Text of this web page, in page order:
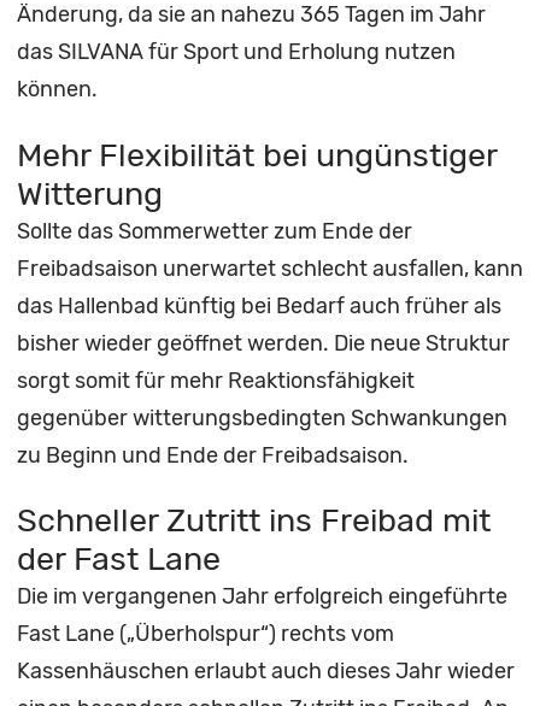
Änderung, da sie an nahezu 365 Tagen im Jahr
das SILVANA für Sport und Erholung nutzen
können.
Mehr Flexibilität bei ungünstiger
Witterung
Sollte das Sommerwetter zum Ende der
Freibadsaison unerwartet schlecht ausfallen, kann
das Hallenbad künftig bei Bedarf auch früher als
bisher wieder geöffnet werden. Die neue Struktur
sorgt somit für mehr Reaktionsfähigkeit
gegenüber witterungsbedingten Schwankungen
zu Beginn und Ende der Freibadsaison.
Schneller Zutritt ins Freibad mit
der Fast Lane
Die im vergangenen Jahr erfolgreich eingeführte
Fast Lane („Überholspur“) rechts vom
Kassenhäuschen erlaubt auch dieses Jahr wieder